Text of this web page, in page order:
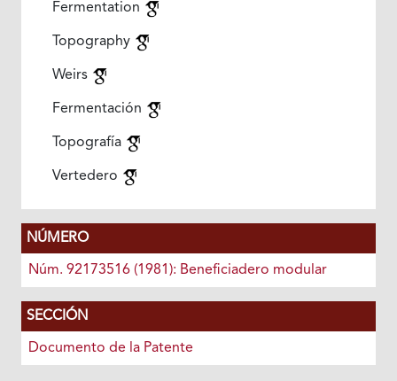
Fermentation
Topography
Weirs
Fermentación
Topografía
Vertedero
NÚMERO
Núm. 92173516 (1981): Beneficiadero modular
SECCIÓN
Documento de la Patente